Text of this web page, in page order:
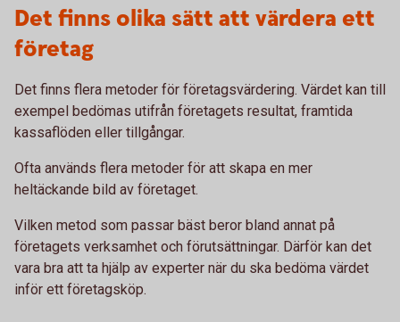
Det finns olika sätt att värdera ett
företag
Det finns flera metoder för företagsvärdering. Värdet kan till
exempel bedömas utifrån företagets resultat, framtida
kassaflöden eller tillgångar.
Ofta används flera metoder för att skapa en mer
heltäckande bild av företaget.
Vilken metod som passar bäst beror bland annat på
företagets verksamhet och förutsättningar. Därför kan det
vara bra att ta hjälp av experter när du ska bedöma värdet
inför ett företagsköp.